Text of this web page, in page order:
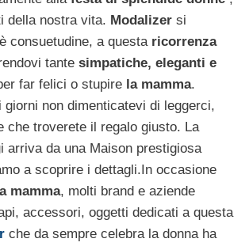
della nostra vita. Modalizer si
consuetudine, a questa ricorrenza
tante simpatiche, eleganti e
far felici o stupire la mamma.
giorni non dimenticatevi di leggerci,
che troverete il regalo giusto. La
arriva da una Maison prestigiosa
a scoprire i dettagli.In occasione
mamma, molti brand e aziende
accessori, oggetti dedicati a questa
che da sempre celebra la donna ha